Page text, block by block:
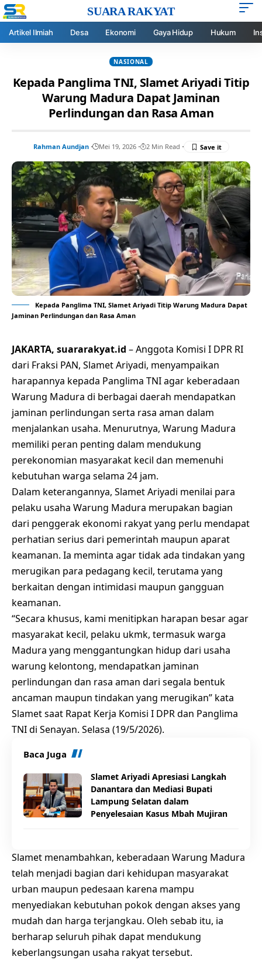
SUARA RAKYAT
Artikel Ilmiah Desa Ekonomi Gaya Hidup Hukum
NASIONAL
Kepada Panglima TNI, Slamet Ariyadi Titip
Warung Madura Dapat Jaminan
Perlindungan dan Rasa Aman
Rahman Aundjan Mei 19, 2026 2 Min Read
Kepada Panglima TNI, Slamet Ariyadi Titip Warung Madura Dapat
Jaminan Perlindungan dan Rasa Aman
JAKARTA, suararakyat.id – Anggota Komisi I DPR RI
dari Fraksi PAN, Slamet Ariyadi, menyampaikan
harapannya kepada Panglima TNI agar keberadaan
Warung Madura di berbagai daerah mendapatkan
jaminan perlindungan serta rasa aman dalam
menjalankan usaha. Menurutnya, Warung Madura
memiliki peran penting dalam mendukung
perekonomian masyarakat kecil dan memenuhi
kebutuhan warga selama 24 jam.
Dalam keterangannya, Slamet Ariyadi menilai para
pelaku usaha Warung Madura merupakan bagian
dari penggerak ekonomi rakyat yang perlu mendapat
perhatian serius dari pemerintah maupun aparat
keamanan. Ia meminta agar tidak ada tindakan yang
merugikan para pedagang kecil, terutama yang
berkaitan dengan intimidasi maupun gangguan
keamanan.
“Secara khusus, kami menitipkan harapan besar agar
masyarakat kecil, pelaku ukmk, termasuk warga
Madura yang menggantungkan hidup dari usaha
warung kelontong, mendapatkan jaminan
perlindungan dan rasa aman dari segala bentuk
ancaman maupun tindakan yang merugikan” kata
Slamet saat Rapat Kerja Komisi I DPR dan Panglima
TNI di Senayan. Selasa (19/5/2026).
Baca Juga
Slamet Ariyadi Apresiasi Langkah
Danantara dan Mediasi Bupati
Lampung Selatan dalam
Penyelesaian Kasus Mbah Mujiran
Slamet menambahkan, keberadaan Warung Madura
telah menjadi bagian dari kehidupan masyarakat
urban maupun pedesaan karena mampu
menyediakan kebutuhan pokok dengan akses yang
mudah dan harga terjangkau. Oleh sebab itu, ia
berharap seluruh pihak dapat mendukung
keberlangsungan usaha rakyat tersebut.